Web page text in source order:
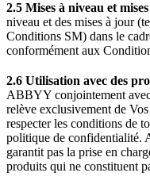
2.5 Mises à niveau et
niveau et des mises à jour
Conditions SM) dans le
conformément aux
2.6 Utilisation avec des
ABBYY conjointement
relève exclusivement de
respecter les conditions de
politique de confidentialité.
garantit pas la prise en
produits qui ne constituent